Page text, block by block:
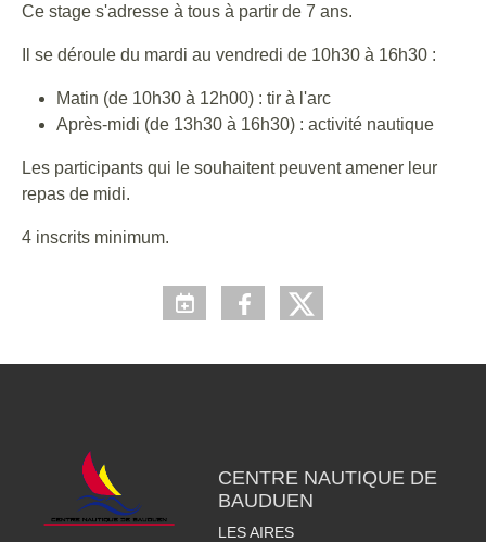
Ce stage s'adresse à tous à partir de 7 ans.
Il se déroule du mardi au vendredi de 10h30 à 16h30 :
Matin (de 10h30 à 12h00) : tir à l'arc
Après-midi (de 13h30 à 16h30) : activité nautique
Les participants qui le souhaitent peuvent amener leur
repas de midi.
4 inscrits minimum.
CENTRE NAUTIQUE DE
BAUDUEN
LES AIRES